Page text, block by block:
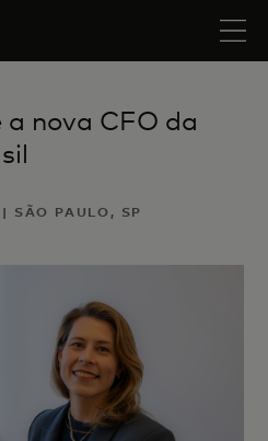
nova CFO da
SÃO PAULO, SP